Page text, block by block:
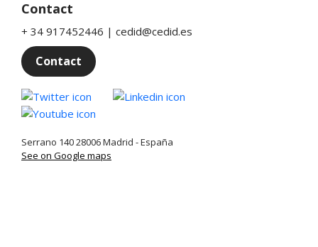
Contact
+ 34 917452446 | cedid@cedid.es
Contact
Twitter
Serrano 140 28006 Madrid - España
See on Google maps